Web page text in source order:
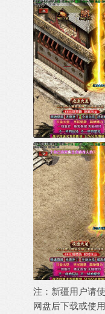
注：新疆用户请
网盘后下载或使